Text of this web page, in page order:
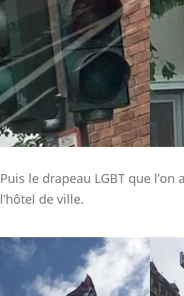
Puis le drapeau LGBT que
l’hôtel de ville.